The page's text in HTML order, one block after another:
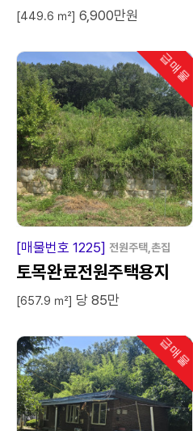
[449.6 ㎡] 6,900만원
급매물
인기
급 매 물
[매물번호 1225] 전원주택,촌집
토목완료전원주택용지
[657.9 ㎡] 당 85만
급매물
인기